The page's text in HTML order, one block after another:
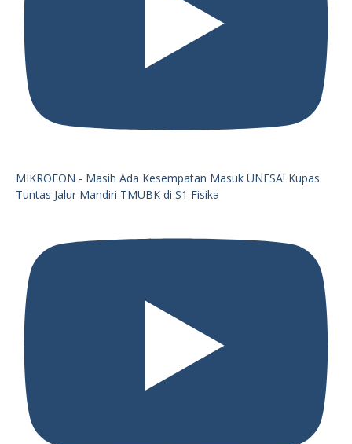
MIKROFON - Masih Ada Kesempatan Masuk UNESA! Kupas
Tuntas Jalur Mandiri TMUBK di S1 Fisika